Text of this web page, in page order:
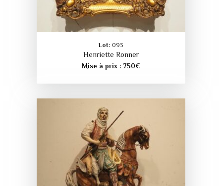
Lot: 093
Henriette Ronner
Mise à prix : 750€